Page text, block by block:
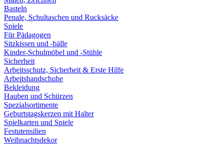
Basteln
Penale, Schultaschen und Rucksäcke
Spiele
Für Pädagogen
Sitzkissen und -bälle
Kinder-Schulmöbel und -Stühle
Sicherheit
Arbeitsschutz, Sicherheit & Erste Hilfe
Arbeitshandschuhe
Bekleidung
Hauben und Schürzen
Spezialsortimente
Geburtstagskerzen mit Halter
Spielkarten und Spiele
Festutensilien
Weihnachtsdekor